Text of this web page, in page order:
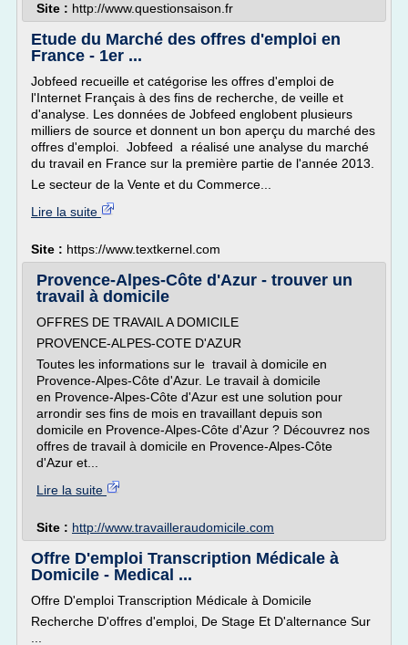
Site : http://www.questionsaison.fr
Etude du Marché des offres d'emploi en
France - 1er ...
Jobfeed recueille et catégorise les offres d'emploi de
l'Internet Français à des fins de recherche, de veille et
d'analyse. Les données de Jobfeed englobent plusieurs
milliers de source et donnent un bon aperçu du marché des
offres d'emploi. Jobfeed a réalisé une analyse du marché
du travail en France sur la première partie de l'année 2013.
Le secteur de la Vente et du Commerce...
Lire la suite
Site : https://www.textkernel.com
Provence-Alpes-Côte d'Azur - trouver un
travail à domicile
OFFRES DE TRAVAIL A DOMICILE
PROVENCE-ALPES-COTE D'AZUR
Toutes les informations sur le travail à domicile en
Provence-Alpes-Côte d'Azur. Le travail à domicile
en Provence-Alpes-Côte d'Azur est une solution pour
arrondir ses fins de mois en travaillant depuis son
domicile en Provence-Alpes-Côte d'Azur ? Découvrez nos
offres de travail à domicile en Provence-Alpes-Côte
d'Azur et...
Lire la suite
Site : http://www.travailleraudomicile.com
Offre D'emploi Transcription Médicale à
Domicile - Medical ...
Offre D'emploi Transcription Médicale à Domicile
Recherche D'offres d'emploi, De Stage Et D'alternance Sur